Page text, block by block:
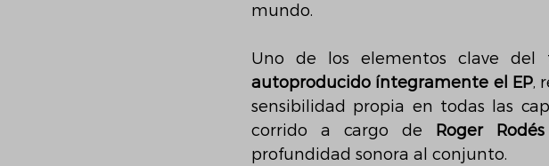
mundo.
Uno de los elementos clave
autoproducido íntegramente el EP,
sensibilidad propia en todas las
corrido a cargo de Roger
profundidad sonora al conjunto.